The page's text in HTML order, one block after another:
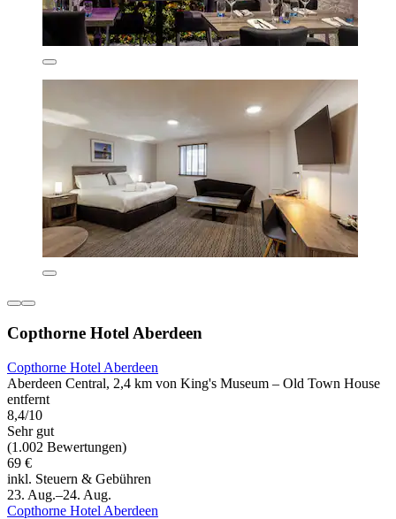
Copthorne Hotel Aberdeen
Copthorne Hotel Aberdeen
Aberdeen Central, 2,4 km von King's Museum – Old Town House
entfernt
8,4/10
Sehr gut
(1.002 Bewertungen)
69 €
inkl. Steuern & Gebühren
23. Aug.–24. Aug.
Copthorne Hotel Aberdeen